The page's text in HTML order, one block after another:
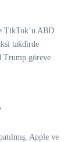
TikTok’u ABD
takdirde
Trump göreve
Apple ve